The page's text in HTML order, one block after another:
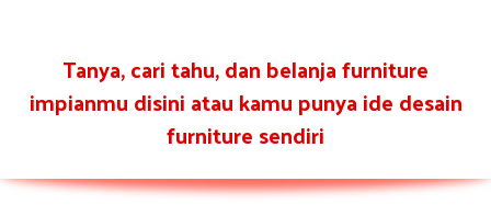
Tanya, cari tahu, dan belanja furniture
impianmu disini atau kamu punya ide desain
furniture sendiri